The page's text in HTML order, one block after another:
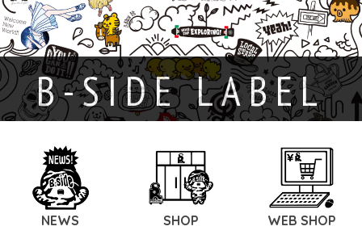
B-SIDE LABEL
NEWS SHOP WEB SHOP